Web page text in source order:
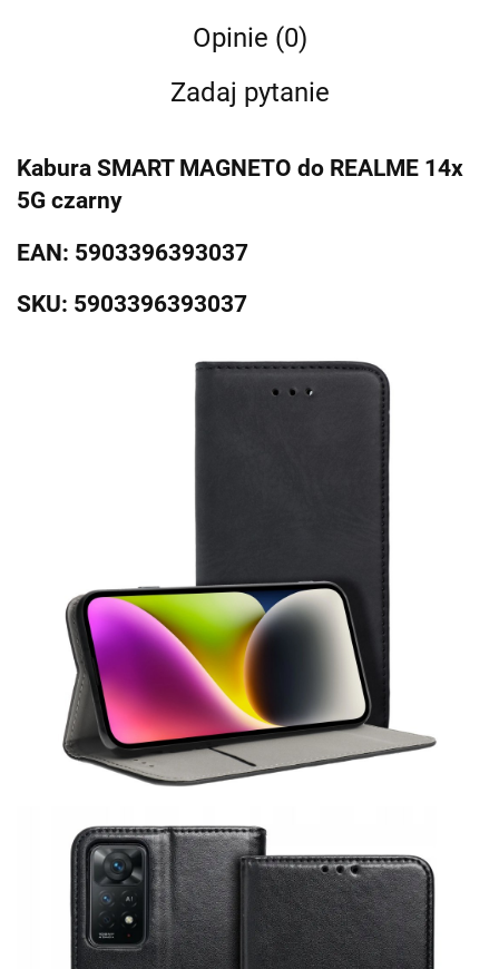
Opinie (0)
Zadaj pytanie
Kabura SMART MAGNETO do REALME 14x
5G czarny
EAN: 5903396393037
SKU: 5903396393037